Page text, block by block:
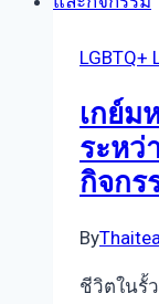
LGBTQ+
เกย์ม
ระหว่
กิจกร
By
ชีวิตในรั้